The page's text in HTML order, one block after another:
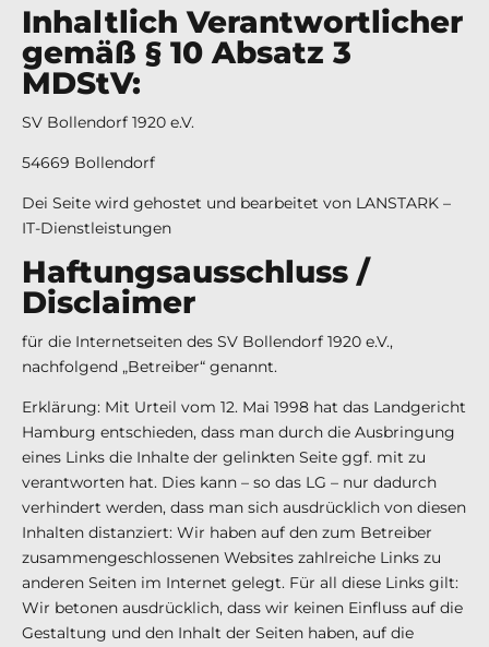
Inhaltlich Verantwortlicher
gemäß § 10 Absatz 3
MDStV:
SV Bollendorf 1920 e.V.
54669 Bollendorf
Dei Seite wird gehostet und bearbeitet von LANSTARK –
IT-Dienstleistungen
Haftungsausschluss /
Disclaimer
für die Internetseiten des SV Bollendorf 1920 e.V.,
nachfolgend „Betreiber“ genannt.
Erklärung: Mit Urteil vom 12. Mai 1998 hat das Landgericht
Hamburg entschieden, dass man durch die Ausbringung
eines Links die Inhalte der gelinkten Seite ggf. mit zu
verantworten hat. Dies kann – so das LG – nur dadurch
verhindert werden, dass man sich ausdrücklich von diesen
Inhalten distanziert: Wir haben auf den zum Betreiber
zusammengeschlossenen Websites zahlreiche Links zu
anderen Seiten im Internet gelegt. Für all diese Links gilt:
Wir betonen ausdrücklich, dass wir keinen Einfluss auf die
Gestaltung und den Inhalt der Seiten haben, auf die